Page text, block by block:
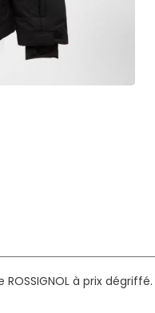
à prix dégriffé.